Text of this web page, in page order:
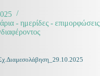
- ημερίδες - επιμορφώσεις